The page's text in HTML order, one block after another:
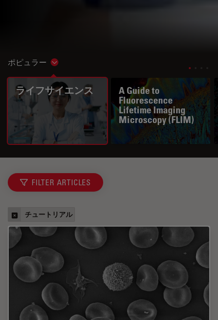
ポピュラー Show subnavigation
ライフサイエンス
A Guide to
Fluorescence
Lifetime Imaging
Microscopy (FLIM)
FILTER ARTICLES
チュートリアル